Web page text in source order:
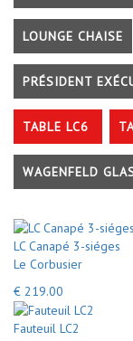
LOUNGE CHAISE
PRÉSIDENT
TABLE LC6
WAGENFELD
LC Canapé 3-siéges
Le Corbusier
€ 219.00
Fauteuil LC2